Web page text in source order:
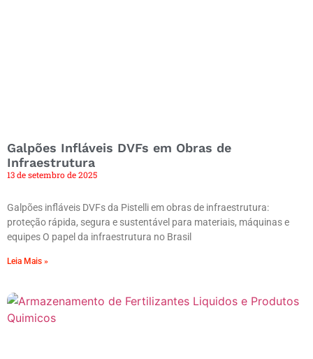
Galpões Infláveis DVFs em Obras de
Infraestrutura
13 de setembro de 2025
Galpões infláveis DVFs da Pistelli em obras de infraestrutura:
proteção rápida, segura e sustentável para materiais, máquinas e
equipes O papel da infraestrutura no Brasil
Leia Mais »